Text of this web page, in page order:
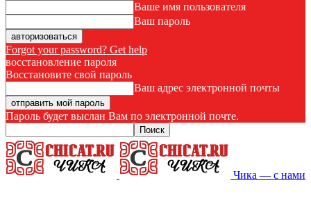
Ваше имя пользователя
Ваш пароль
Forgot your password? Get help
восстановление пароля
Восстановите свой пароль
Ваш адрес электронной почты
Пароль будет выслан Вам по электронной почте.
Чика — с нами